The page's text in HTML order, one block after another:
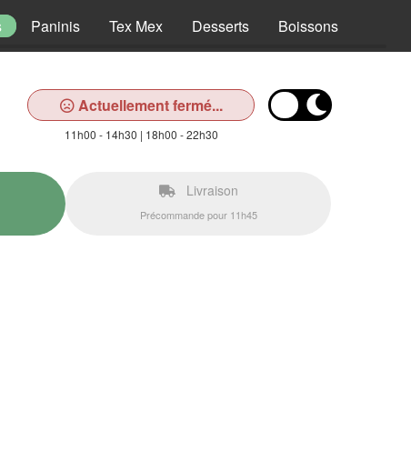
Paninis Tex Mex Desserts Boissons
Actuellement fermé...
11h00 - 14h30 | 18h00 - 22h30
Livraison
Précommande pour 11h45